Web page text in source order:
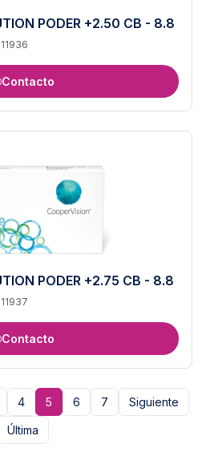
PODER +2.50 CB - 8.8
Contacto
PODER +2.75 CB - 8.8
Contacto
4 5 6 7 Siguiente
Última